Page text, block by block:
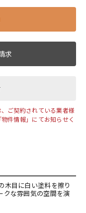
求
ご契約されている業者様
件情報」にてお知らせく
木目に白い塗料を擦り
クな雰囲気の空間を演